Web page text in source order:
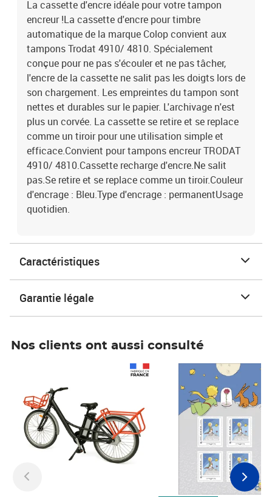
La cassette d'encre idéale pour votre tampon
encreur !La cassette d'encre pour timbre
automatique de la marque Colop convient aux
tampons Trodat 4910/ 4810. Spécialement
conçue pour ne pas s'écouler et ne pas tâcher,
l'encre de la cassette ne salit pas les doigts lors de
son chargement. Les empreintes du tampon sont
nettes et durables sur le papier. L'archivage n'est
plus un corvée. La cassette se retire et se replace
comme un tiroir pour une utilisation simple et
efficace.Convient pour tampons encreur TRODAT
4910/ 4810.Cassette recharge d'encre.Ne salit
pas.Se retire et se replace comme un tiroir.Couleur
d'encrage : Bleu.Type d'encrage : permanentUsage
quotidien.
Caractéristiques
Garantie légale
Nos clients ont aussi consulté
Prix 7,50€